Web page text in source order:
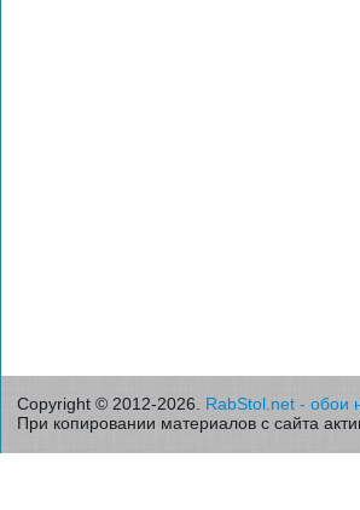
Copyright © 2012-2026. RabStol.net - обои
При копировании материалов с сайта